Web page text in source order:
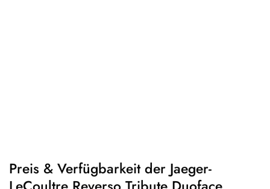
Preis & Verfügbarkeit der Jaeger-